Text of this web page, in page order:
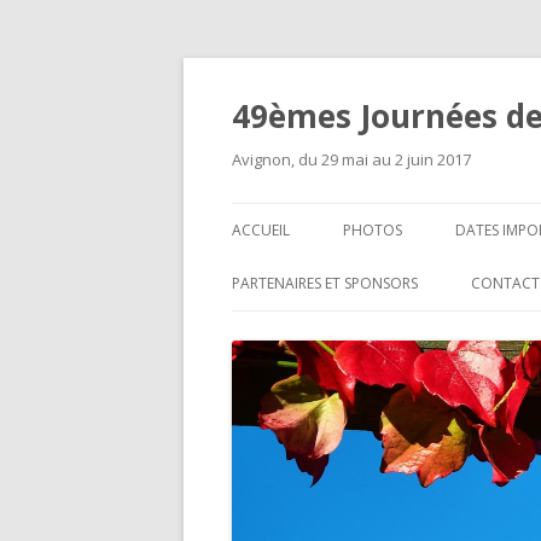
49èmes Journées
Avignon, du 29 mai au 2 juin 2017
ACCUEIL PHOTOS DATES
PARTENAIRES ET SPONSORS